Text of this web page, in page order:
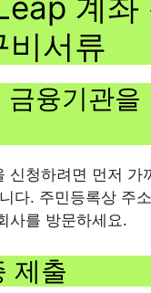
비서류
금융기관을
신청하려면 먼저 가
다. 주민등록상 주
사를 방문하세요.
제출